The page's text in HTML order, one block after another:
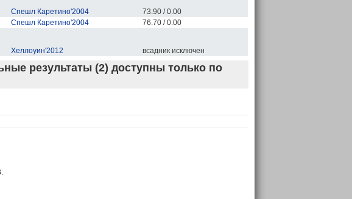
Спешл Каретино'2004
73.90 / 0.00
Спешл Каретино'2004 76.70 / 0.00
Хеллоуин'2012 всадник исключен
результаты (2) доступны только по